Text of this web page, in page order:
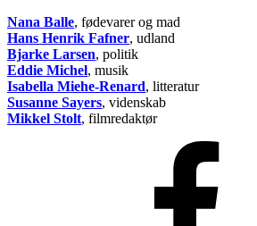
Nana Balle, fødevarer og mad
Hans Henrik Fafner, udland
Bjarke Larsen, politik
Eddie Michel, musik
Isabella Miehe-Renard, litteratur
Susanne Sayers, videnskab
Mikkel Stolt, filmredaktør